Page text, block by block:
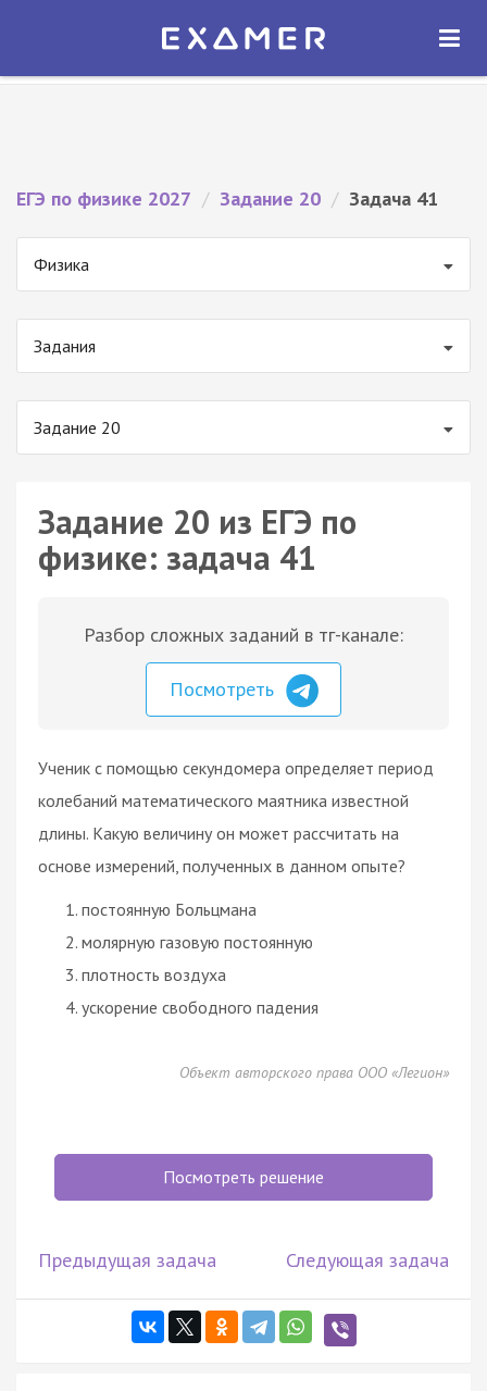
Экзамер — ЕГЭ 2027
ОТКРЫТЬ
ЕГЭ по физике 2027 / Задание 20 / Задача 41
Физика
Задания
Задание 20
Задание 20 из ЕГЭ по
физике: задача 41
Разбор сложных заданий в тг-канале:
Посмотреть
Ученик с помощью секундомера определяет период
колебаний математического маятника известной
длины. Какую величину он может рассчитать на
основе измерений, полученных в данном опыте?
постоянную Больцмана
молярную газовую постоянную
плотность воздуха
ускорение свободного падения
Объект авторского права ООО «Легион»
Посмотреть решение
Предыдущая задача Следующая задача